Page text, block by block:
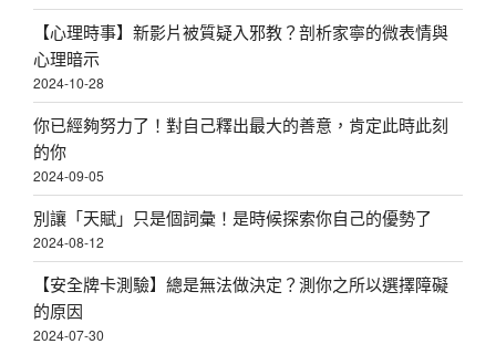
【心理時事】新影片被質疑入邪教？剖析家寧的微表情與
心理暗示
2024-10-28
你已經夠努力了！對自己釋出最大的善意，肯定此時此刻
的你
2024-09-05
別讓「天賦」只是個詞彙！是時候探索你自己的優勢了
2024-08-12
【安全牌卡測驗】總是無法做決定？測你之所以選擇障礙
的原因
2024-07-30